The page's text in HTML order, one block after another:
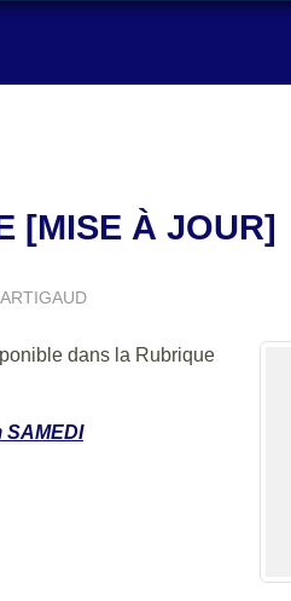
[MISE À JOUR]
dans la Rubrique
SAMEDI